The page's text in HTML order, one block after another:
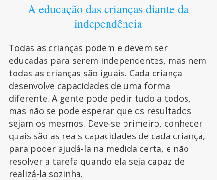
A educação das crianças diante da
independência
Todas as crianças podem e devem ser
educadas para serem independentes, mas nem
todas as crianças são iguais. Cada criança
desenvolve capacidades de uma forma
diferente. A gente pode pedir tudo a todos,
mas não se pode esperar que os resultados
sejam os mesmos. Deve-se primeiro, conhecer
quais são as reais capacidades de cada criança,
para poder ajudá-la na medida certa, e não
resolver a tarefa quando ela seja capaz de
realizá-la sozinha.